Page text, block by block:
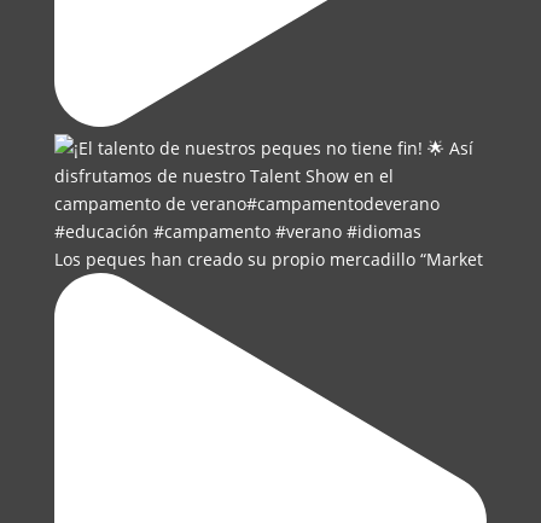
Los peques han creado su propio mercadillo “Market